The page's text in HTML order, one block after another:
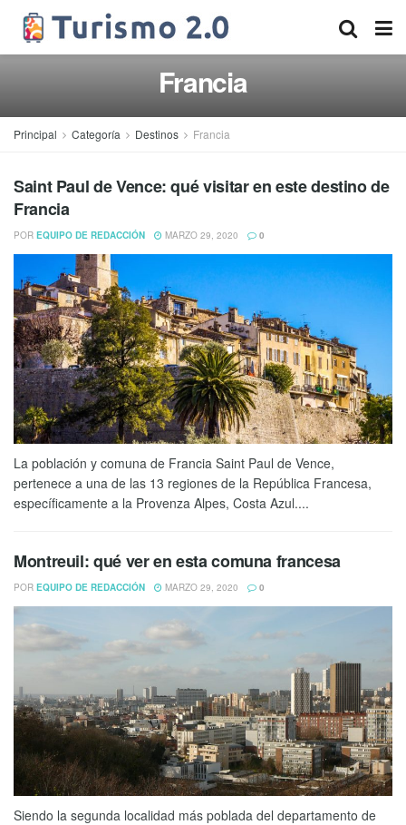
Francia
Principal Categoría Destinos Francia
Saint Paul de Vence: qué visitar en este destino de
Francia
POR EQUIPO DE REDACCIÓN MARZO 29, 2020 0
La población y comuna de Francia Saint Paul de Vence,
pertenece a una de las 13 regiones de la República Francesa,
específicamente a la Provenza Alpes, Costa Azul....
Montreuil: qué ver en esta comuna francesa
POR EQUIPO DE REDACCIÓN MARZO 29, 2020 0
Siendo la segunda localidad más poblada del departamento de